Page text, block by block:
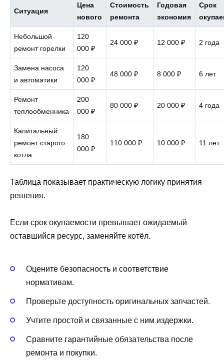
Ситуация
Цена
нового
Стоимость
ремонта
Годовая
экономия
Срок
Небольшой
ремонт горелки
120
000 ₽
24 000 ₽ 12 000 ₽ 2 года
Замена насоса
и автоматики
120
000 ₽
48 000 ₽ 8 000 ₽ 6 лет
Ремонт
теплообменника
200
000 ₽
80 000 ₽ 20 000 ₽ 4 года
Капитальный
ремонт старого
котла
180
000 ₽
110 000 ₽ 10 000 ₽ 11 лет
Таблица показывает практическую логику принятия
решения.
Если срок окупаемости превышает ожидаемый
оставшийся ресурс, заменяйте котёл.
Оцените безопасность и соответствие
нормативам.
Проверьте доступность оригинальных запчастей.
Учтите простой и связанные с ним издержки.
Сравните гарантийные обязательства после
ремонта и покупки.